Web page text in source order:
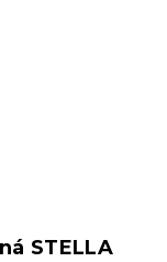
STELLA